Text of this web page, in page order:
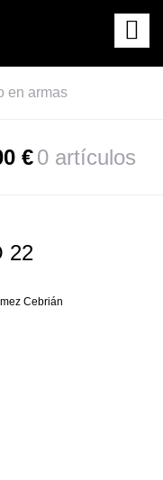
en armas
€0 artículos
22
Cebrián